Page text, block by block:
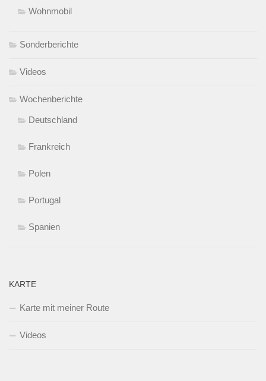
Wohnmobil
Sonderberichte
Videos
Wochenberichte
Deutschland
Frankreich
Polen
Portugal
Spanien
KARTE
Karte mit meiner Route
Videos